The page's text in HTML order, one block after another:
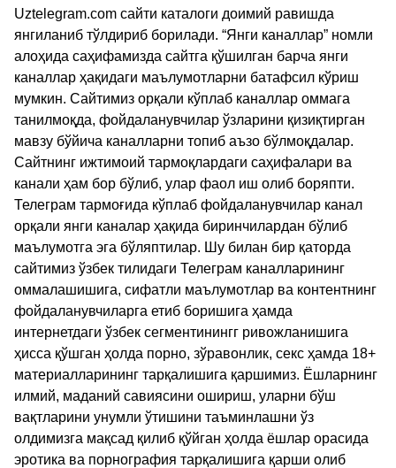
Uztelegram.com сайти каталоги доимий равишда
янгиланиб тўлдириб борилади. “Янги каналлар” номли
алоҳида саҳифамизда сайтга қўшилган барча янги
каналлар ҳақидаги маълумотларни батафсил кўриш
мумкин. Сайтимиз орқали кўплаб каналлар оммага
танилмоқда, фойдаланувчилар ўзларини қизиқтирган
мавзу бўйича каналларни топиб аъзо бўлмоқдалар.
Сайтнинг ижтимоий тармоқлардаги саҳифалари ва
канали ҳам бор бўлиб, улар фаол иш олиб боряпти.
Телеграм тармоғида кўплаб фойдаланувчилар канал
орқали янги каналар ҳақида биринчилардан бўлиб
маълумотга эга бўляптилар. Шу билан бир қаторда
сайтимиз ўзбек тилидаги Телеграм каналларининг
оммалашишига, сифатли маълумотлар ва контентнинг
фойдаланувчиларга етиб боришига ҳамда
интернетдаги ўзбек сегментинингг ривожланишига
ҳисса қўшган ҳолда порно, зўравонлик, секс ҳамда 18+
материалларининг тарқалишига қаршимиз. Ёшларнинг
илмий, маданий савиясини ошириш, уларни бўш
вақтларини унумли ўтишини таъминлашни ўз
олдимизга мақсад қилиб қўйган ҳолда ёшлар орасида
эротика ва порнография тарқалишига қарши олиб